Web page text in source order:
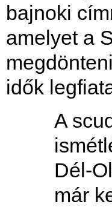
bajnoki
amelyet a
idők
A
Dél-
már